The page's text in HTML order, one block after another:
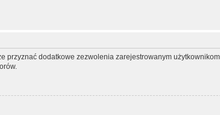
przyznać dodatkowe zezwolenia zarejestrowanym